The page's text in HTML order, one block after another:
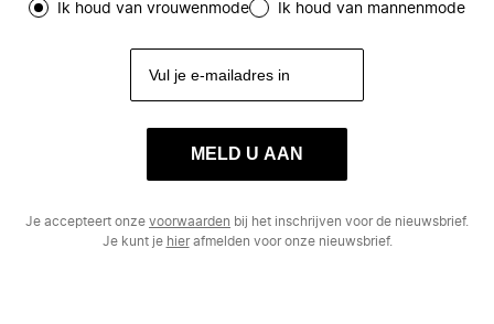
Ik houd van vrouwenmode Ik houd van mannenmode
MELD U AAN
Je accepteert onze voorwaarden bij het inschrijven voor de nieuwsbrief.
Je kunt je hierafmelden voor onze nieuwsbrief.